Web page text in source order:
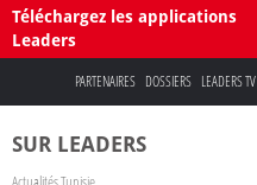
Téléchargez les applications
Leaders
PARTENAIRES DOSSIERS LEADERS TV
SUR LEADERS